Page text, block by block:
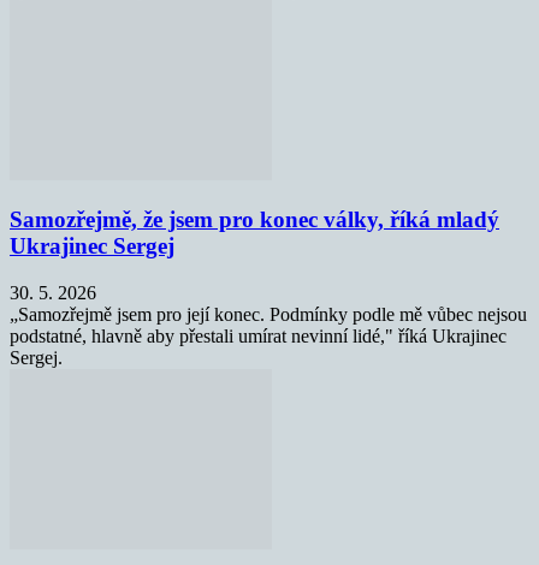
Samozřejmě, že jsem pro konec války, říká mladý
Ukrajinec Sergej
30. 5. 2026
„Samozřejmě jsem pro její konec. Podmínky podle mě vůbec nejsou
podstatné, hlavně aby přestali umírat nevinní lidé," říká Ukrajinec
Sergej.